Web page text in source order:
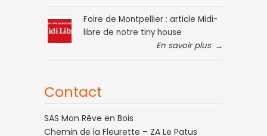
Foire de Montpellier : article Midi-
libre de notre tiny house
En savoir plus →
Contact
SAS Mon Rêve en Bois
Chemin de la Fleurette – ZA Le Patus